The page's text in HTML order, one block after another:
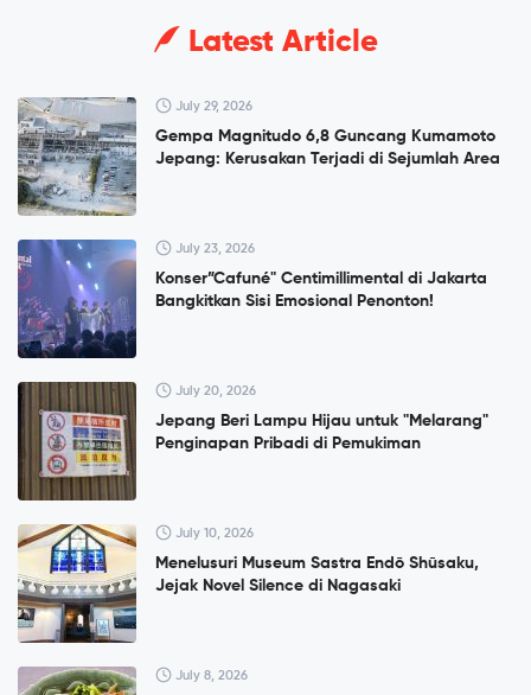
Latest Article
July 29, 2026
Gempa Magnitudo 6,8 Guncang Kumamoto
Jepang: Kerusakan Terjadi di Sejumlah Area
July 23, 2026
Konser”Cafuné" Centimillimental di Jakarta
Bangkitkan Sisi Emosional Penonton!
July 20, 2026
Jepang Beri Lampu Hijau untuk "Melarang"
Penginapan Pribadi di Pemukiman
July 10, 2026
Menelusuri Museum Sastra Endō Shūsaku,
Jejak Novel Silence di Nagasaki
July 8, 2026